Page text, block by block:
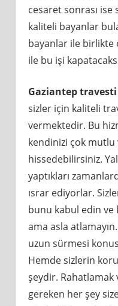
cesaret sonrası
kaliteli bayanlar
bayanlar ile birlikte
ile bu işi
Gaziantep travesti
sizler için kaliteli
vermektedir. Bu
kendinizi çok mutlu
hissedebilirsiniz.
yaptıkları
ısrar ediyorlar.
bunu kabul edin ve
ama asla
uzun sürmesi
Hemde sizlerin
şeydir. Rahatlamak
gereken her şey